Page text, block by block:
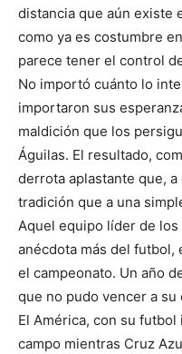
distancia que aún existe
como ya es costumbre
parece tener el control
No importó cuánto lo
importaron sus
maldición que los
Águilas. El resultado,
derrota aplastante que,
tradición que a una
Aquel equipo líder de
anécdota más del
el campeonato. Un año
que no pudo vencer a su
El América, con su
campo mientras Cruz